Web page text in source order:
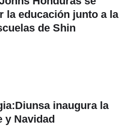
la educación junto a la
de Shin
inaugura la
y Navidad